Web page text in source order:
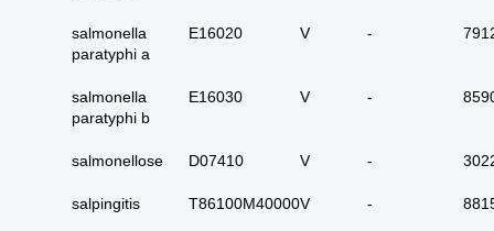
22. tractus digestivus
slokdarm tot anus
pancreas)
24. dunne darm totaal
salmonella
paratyphi a
E16020 V -
salmonella
paratyphi b
E16030 V -
salmonellose D07410 V -
salpingitis T86100M40000V -